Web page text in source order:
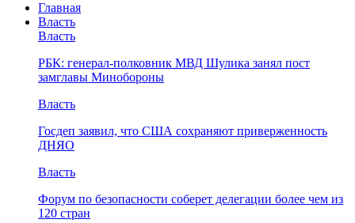
Главная
Власть
Власть
РБК: генерал-полковник МВД Шулика занял пост
замглавы Минобороны
Власть
Госдеп заявил, что США сохраняют приверженность
ДНЯО
Власть
Форум по безопасности соберет делегации более чем из
120 стран